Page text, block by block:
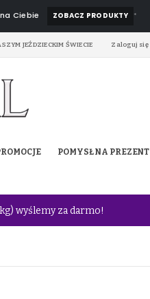
Ciebie ZOBACZ PRODUKTY *
JEŹDZIECKIM ŚWIECIE Zaloguj się
POMYSŁ NA PREZENT
wyślemy za darmo!